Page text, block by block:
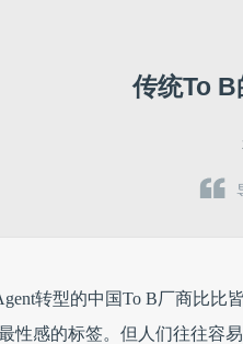
传统To B
转型的中国To B厂商比
性感的标签。但人们往往容